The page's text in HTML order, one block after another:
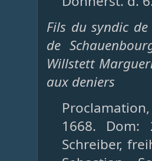
Fils du syndic
de
Willstett
aux deniers
1668.
Schreiber,